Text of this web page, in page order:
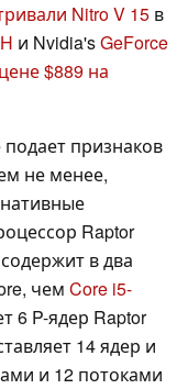
Nitro V 15 в
и Nvidia'sGeForce
$889 на
признаков
не менее,
Raptor
содержит в два
чем Core i5-
6 P-ядер Raptor
14 ядер и
и 12 потоками